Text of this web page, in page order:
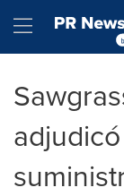
Hamburger